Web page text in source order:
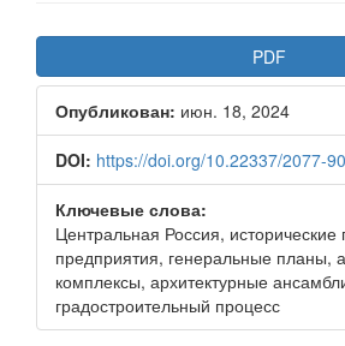
Боковая
панель
статьи
PDF
Опубликован: июн. 18, 2024
DOI: https://doi.org/10.22337/2077-
Ключевые слова:
Центральная Россия,
предприятия, генеральные планы,
комплексы, архитектурные
градостроительный процесс